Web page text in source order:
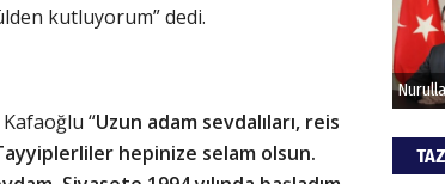
kutluyorum” dedi.
“Uzun adam sevdalıları, reis
hepinize selam olsun.